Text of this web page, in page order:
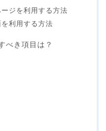
ジを利用する方法
利用する方法
べき項目は？